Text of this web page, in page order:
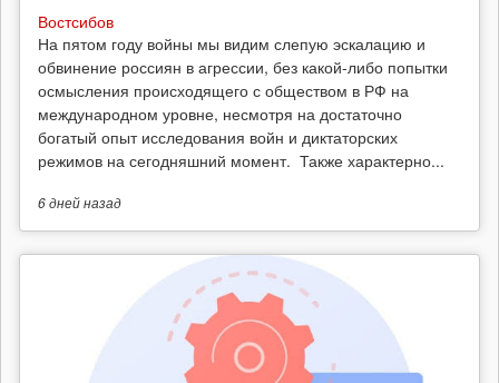
Востсибов
На пятом году войны мы видим слепую эскалацию и
обвинение россиян в агрессии, без какой-либо попытки
осмысления происходящего с обществом в РФ на
международном уровне, несмотря на достаточно
богатый опыт исследования войн и диктаторских
режимов на сегодняшний момент. Также характерно...
6 днейназад